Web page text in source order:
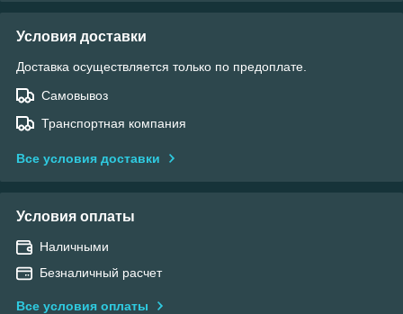
Условия доставки
Доставка осуществляется только по предоплате.
Самовывоз
Транспортная компания
Все условия доставки
Условия оплаты
Наличными
Безналичный расчет
Все условия оплаты